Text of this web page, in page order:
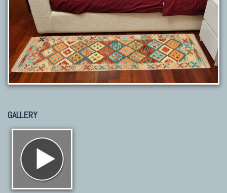
GALLERY